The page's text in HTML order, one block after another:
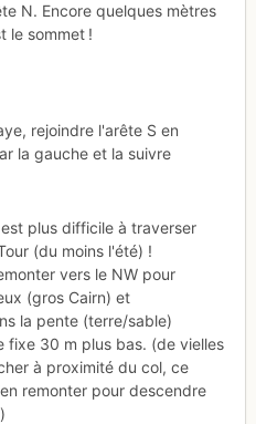
N. Encore quelques mètres
le sommet !
rejoindre l'arête S en
la gauche et la suivre
plus difficile à traverser
(du moins l'été) !
vers le NW pour
(gros Cairn) et
la pente (terre/sable)
fixe 30 m plus bas. (de vielles
à proximité du col, ce
remonter pour descendre